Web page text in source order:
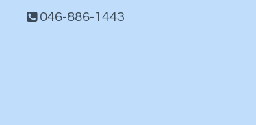
046-886-1443